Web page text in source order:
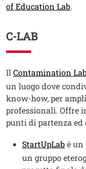
of Education Lab.
C-LAB
Testo
Il Contamination
un luogo dove
know-how, per
professionali. Offre
punti di partenza ed
StartUpLabè un
un gruppo